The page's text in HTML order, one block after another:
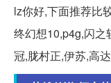
lz你好,下面推荐比
终幻想10,p4g,闪之
冠,胧村正,伊苏,高